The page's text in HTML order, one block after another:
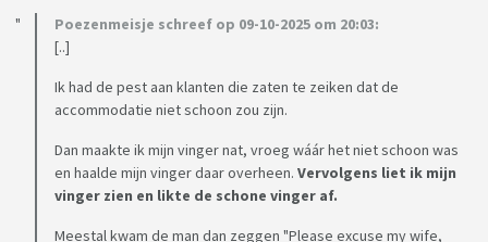
Poezenmeisje schreef op 09-10-2025 om 20:03:
[..]
Ik had de pest aan klanten die zaten te zeiken dat de
accommodatie niet schoon zou zijn.
Dan maakte ik mijn vinger nat, vroeg wáár het niet schoon was
en haalde mijn vinger daar overheen. Vervolgens liet ik mijn
vinger zien en likte de schone vinger af.
Meestal kwam de man dan zeggen "Please excuse my wife,